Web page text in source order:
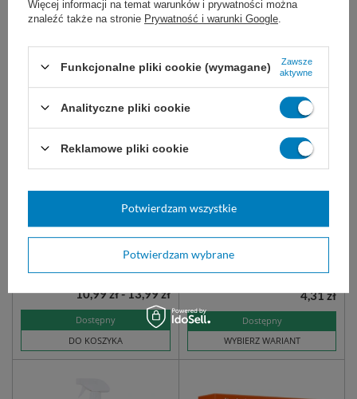
DO KOSZYKA DO KOSZYKA
easyCARE rękawice
nitrylowe bezpudrowe
niesterylne, do badań
Dostępny
DO KOSZYKA
10,99 zł - 13,99 zł
Worki na odpady
medyczne CZERWONE
Przykładowy opis krótki
35 L 60 L 120 L
Dostępny
WYBIERZ WARIANT
4,31 zł
Więcej informacji na temat warunków i prywatności można
znaleźć także na stronie Prywatność i warunki Google
Funkcjonalne pliki cookie (wymagane)
Zawsze
aktywne
Analityczne pliki cookie
Reklamowe pliki cookie
Potwierdzam wybrane
Potwierdzam wszystkie